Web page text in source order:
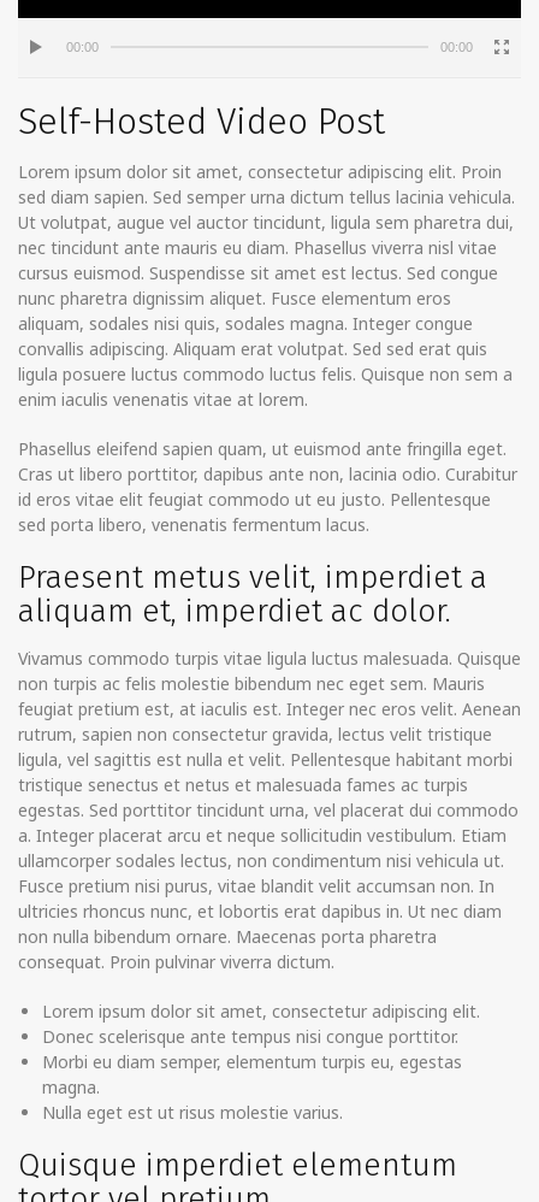
00:00 00:00
Self-Hosted Video Post
Lorem ipsum dolor sit amet, consectetur adipiscing elit. Proin
sed diam sapien. Sed semper urna dictum tellus lacinia vehicula.
Ut volutpat, augue vel auctor tincidunt, ligula sem pharetra dui,
nec tincidunt ante mauris eu diam. Phasellus viverra nisl vitae
cursus euismod. Suspendisse sit amet est lectus. Sed congue
nunc pharetra dignissim aliquet. Fusce elementum eros
aliquam, sodales nisi quis, sodales magna. Integer congue
convallis adipiscing. Aliquam erat volutpat. Sed sed erat quis
ligula posuere luctus commodo luctus felis. Quisque non sem a
enim iaculis venenatis vitae at lorem.
Phasellus eleifend sapien quam, ut euismod ante fringilla eget.
Cras ut libero porttitor, dapibus ante non, lacinia odio. Curabitur
id eros vitae elit feugiat commodo ut eu justo. Pellentesque
sed porta libero, venenatis fermentum lacus.
Praesent metus velit, imperdiet a
aliquam et, imperdiet ac dolor.
Vivamus commodo turpis vitae ligula luctus malesuada. Quisque
non turpis ac felis molestie bibendum nec eget sem. Mauris
feugiat pretium est, at iaculis est. Integer nec eros velit. Aenean
rutrum, sapien non consectetur gravida, lectus velit tristique
ligula, vel sagittis est nulla et velit. Pellentesque habitant morbi
tristique senectus et netus et malesuada fames ac turpis
egestas. Sed porttitor tincidunt urna, vel placerat dui commodo
a. Integer placerat arcu et neque sollicitudin vestibulum. Etiam
ullamcorper sodales lectus, non condimentum nisi vehicula ut.
Fusce pretium nisi purus, vitae blandit velit accumsan non. In
ultricies rhoncus nunc, et lobortis erat dapibus in. Ut nec diam
non nulla bibendum ornare. Maecenas porta pharetra
consequat. Proin pulvinar viverra dictum.
Lorem ipsum dolor sit amet, consectetur adipiscing elit.
Donec scelerisque ante tempus nisi congue porttitor.
Morbi eu diam semper, elementum turpis eu, egestas
magna.
Nulla eget est ut risus molestie varius.
Quisque imperdiet elementum